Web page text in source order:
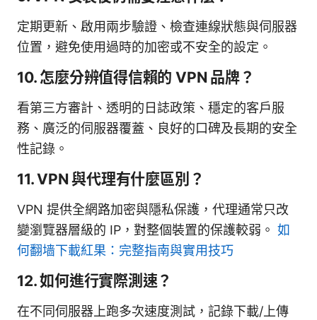
定期更新、啟用兩步驗證、檢查連線狀態與伺服器
位置，避免使用過時的加密或不安全的設定。
10. 怎麼分辨值得信賴的 VPN 品牌？
看第三方審計、透明的日誌政策、穩定的客戶服
務、廣泛的伺服器覆蓋、良好的口碑及長期的安全
性記錄。
11. VPN 與代理有什麼區別？
VPN 提供全網路加密與隱私保護，代理通常只改
變瀏覽器層級的 IP，對整個裝置的保護較弱。 如
何翻墙下載紅果：完整指南與實用技巧
12. 如何進行實際測速？
在不同伺服器上跑多次速度測試，記錄下載/上傳